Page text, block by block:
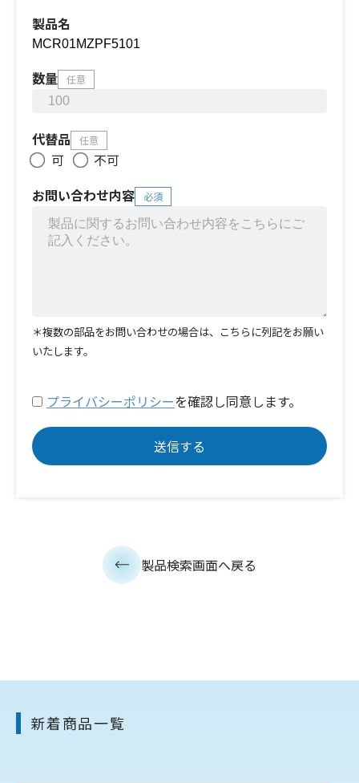
製品名
数量 任意
代替品 任意
可
不可
お問い合わせ内容
必須
＊複数の部品をお問い合わせの場合は、こちらに列記をお願い
いたします。
プライバシーポリシーを確認し同意します。
製品検索画面へ戻る
新着商品一覧